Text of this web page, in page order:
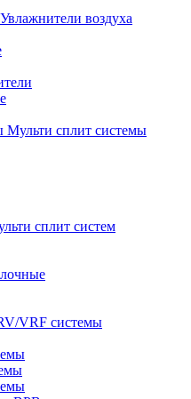
Увлажнители воздуха
Мульти сплит системы
сплит систем
VRF системы